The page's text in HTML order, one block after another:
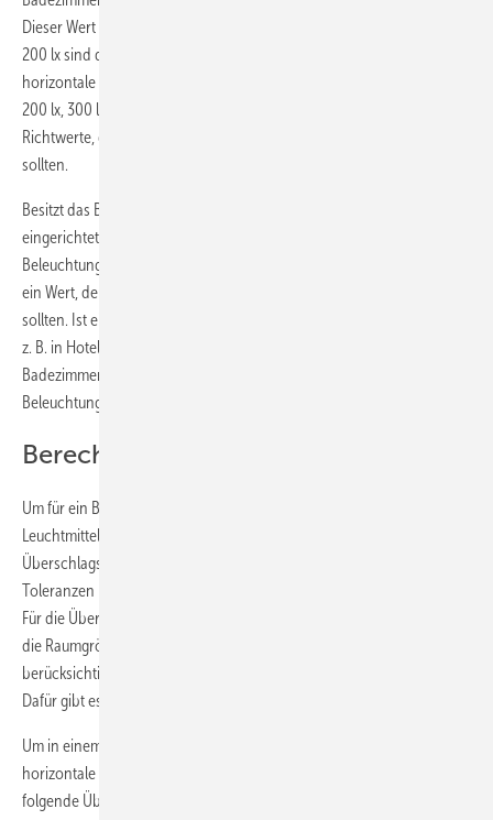
Dieser Wert gilt für die Nachtsituation, also ohne Tageslicht. Diese
200 lx sind definiert in einer Höhe von 75 cm über dem Boden, als
horizontale Beleuchtungsstärke. An diesen empfohlenen Werten von
200 lx, 300 lx bzw. 500 lx muss man nicht exakt festhalten. Es sind
Richtwerte, die im Mittel in einem Badezimmer erreicht werden
sollten.
Besitzt das Bad eine moderne Inneneinrichtung und ist es hell
eingerichtet, so schlage ich als Grundwert eine horizontale
Beleuchtungsstärke von 300 lx vor (gehobene Beleuchtung). Dies ist
ein Wert, den heutige moderne Badezimmer auf jeden Fall haben
sollten. Ist ein Bad sehr komfortabel und großzügig eingerichtet, wie
z. B. in Hotels mit 4 oder 5 Sternen oder großzügige private
Badezimmer, dann sollten diese Räume im Mittel einen
Beleuchtungsstärkewert von 500 lx erreichen.
Berechnung von Lux und Lumen
Um für ein Badezimmer die entsprechende Anzahl von Leuchten und
Leuchtmitteln zu berechnen, soll an dieser Stelle eine
Überschlagsformel verwendet werden, die zwar noch große
Toleranzen besitzt, aber doch wenigstens einen Überblick verschafft.
Für die Überschlagsformel genügen die Begriffe Lux und Lumen sowie
die Raumgröße. Die Raumhöhe wird in diesem Fall nicht
berücksichtigt, auch nicht die Materialeigenschaften der Oberflächen.
Dafür gibt es Korrekturfaktoren oder Erfahrungswerte.
Um in einem Raum mit einer Grundfläche A (m²) eine gleichmäßige
horizontale Grundbeleuchtungsstärke zu errechnen, kann man
folgende Überschlagsformel anwenden: